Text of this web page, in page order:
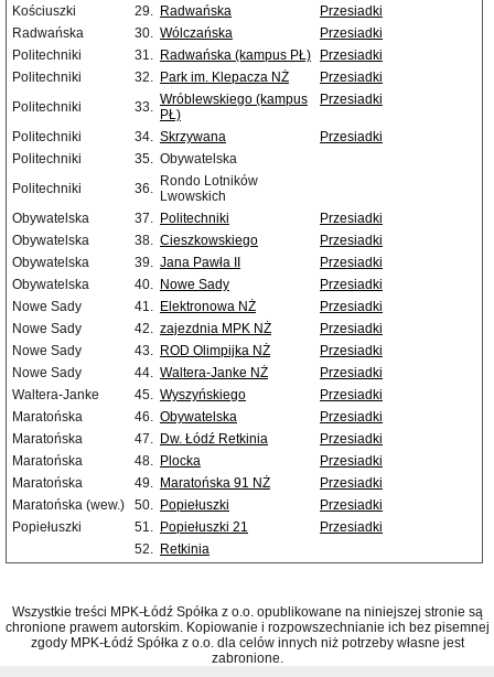
Kościuszki
29. Radwańska
Przesiadki
Radwańska
30. Wólczańska
Przesiadki
Politechniki
31. Radwańska (kampus PŁ)
Przesiadki
Politechniki
32. Park im. Klepacza NŻ
Przesiadki
Politechniki
33. Wróblewskiego (kampus
PŁ)
Przesiadki
Politechniki 34. Skrzywana
Przesiadki
Politechniki
35. Obywatelska
Politechniki
36. Rondo Lotników
Lwowskich
Obywatelska
37. Politechniki
Przesiadki
Obywatelska
38. Cieszkowskiego
Przesiadki
Obywatelska
39. Jana Pawła II
Przesiadki
Obywatelska
40. Nowe Sady
Przesiadki
Nowe Sady
41. Elektronowa NŻ
Przesiadki
Nowe Sady
42. zajezdnia MPK NŻ
Przesiadki
Nowe Sady
43. ROD Olimpijka NŻ
Przesiadki
Nowe Sady
44. Waltera-Janke NŻ
Przesiadki
Waltera-Janke
45. Wyszyńskiego
Przesiadki
Maratońska
46. Obywatelska
Przesiadki
Maratońska
47. Dw. Łódź Retkinia
Przesiadki
Maratońska
48. Plocka
Przesiadki
Maratońska
49. Maratońska 91 NŻ
Przesiadki
Maratońska (wew.)
50. Popiełuszki
Przesiadki
Popiełuszki
51. Popiełuszki 21
Przesiadki
52. Retkinia
Wszystkie treści MPK-Łódź Spółka z o.o. opublikowane na niniejszej stronie są
chronione prawem autorskim. Kopiowanie i rozpowszechnianie ich bez pisemnej
zgody MPK-Łódź Spółka z o.o. dla celów innych niż potrzeby własne jest
zabronione.